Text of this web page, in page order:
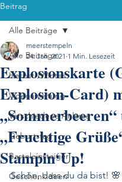
Beitrag
Alle Beiträge
Herbst-/Winter
Videoanleitung
Verschiedene Anlässe
Geburtstag
Basteleinsteiger
Geschenkideen
Alle Beiträge
Explosionskarte
Explosion-Card)
„Sommerbeeren“
„Fruchtige
Stampin‘Up!
meerstempeln
24. Jan. 2021 1 Min. Lesezeit
Schön, dass du da bist! 🌸